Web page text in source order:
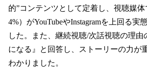
的”コンテンツとして定着し、視聴媒体
4%）がYouTubeやInstagramを上回る実
した。また、継続視聴/次話視聴の理由
になる』と回答し、ストーリーの力が
わかりました。